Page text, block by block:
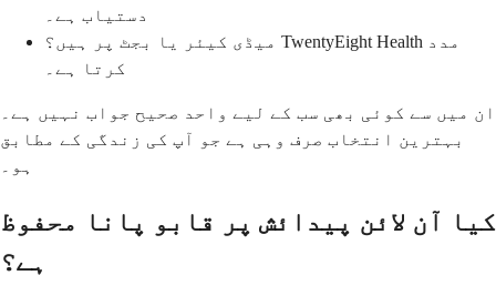
دستیاب ہے۔
میڈی کیئر یا بجٹ پر ہیں؟ TwentyEight Health مدد
کرتا ہے۔
ان میں سے کوئی بھی سب کے لیے واحد صحیح جواب نہیں ہے۔
بہترین انتخاب صرف وہی ہے جو آپ کی زندگی کے مطابق
ہو۔
کیا آن لائن پیدائش پر قابو پانا محفوظ
ہے؟